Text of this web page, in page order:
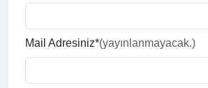
Mail Adresiniz*(yayınlanmayacak.)